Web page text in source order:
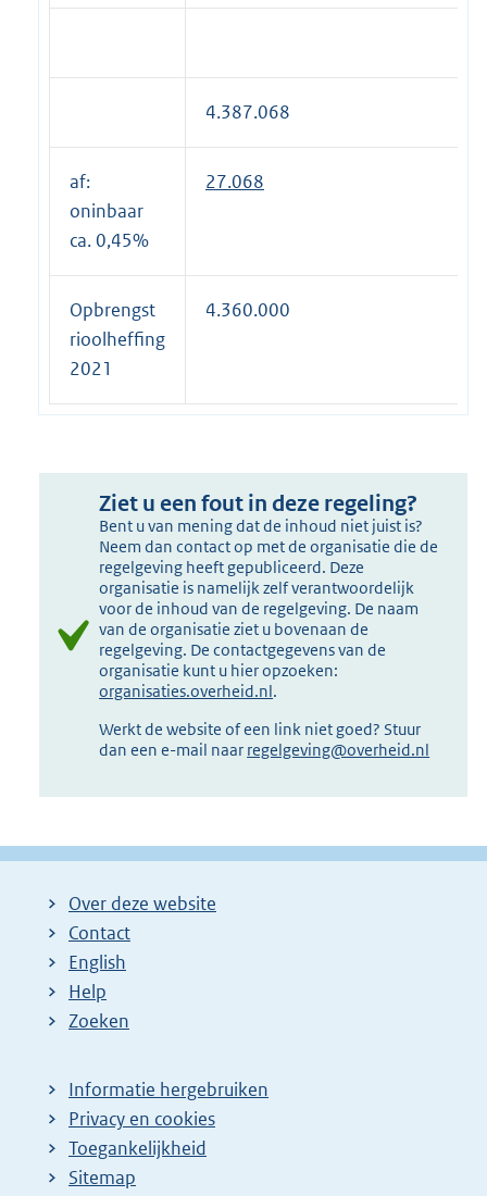
4.387.068
af:
oninbaar
ca. 0,45%
27.068
Opbrengst
rioolheffing
2021
4.360.000
Ziet u een fout in deze regeling?
Bent u van mening dat de inhoud niet juist is?
Neem dan contact op met de organisatie die de
regelgeving heeft gepubliceerd. Deze
organisatie is namelijk zelf verantwoordelijk
voor de inhoud van de regelgeving. De naam
van de organisatie ziet u bovenaan de
regelgeving. De contactgegevens van de
organisatie kunt u hier opzoeken:
organisaties.overheid.nl.
Werkt de website of een link niet goed? Stuur
dan een e-mail naar regelgeving@overheid.nl
Over deze website
Contact
English
Help
Zoeken
Informatie hergebruiken
Privacy en cookies
Toegankelijkheid
Sitemap